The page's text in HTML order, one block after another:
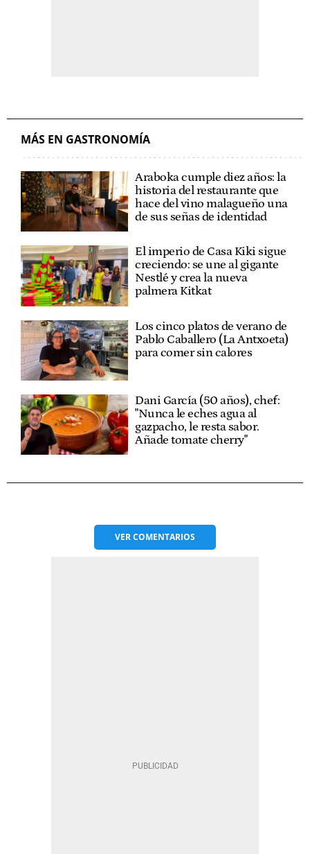
MÁS EN GASTRONOMÍA
Araboka cumple diez años: la
historia del restaurante que
hace del vino malagueño una
de sus señas de identidad
El imperio de Casa Kiki sigue
creciendo: se une al gigante
Nestlé y crea la nueva
palmera Kitkat
Los cinco platos de verano de
Pablo Caballero (La Antxoeta)
para comer sin calores
Dani García (50 años), chef:
"Nunca le eches agua al
gazpacho, le resta sabor.
Añade tomate cherry"
VERCOMENTARIOS